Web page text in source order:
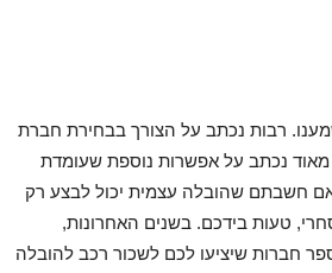
רבות נכתב על הצורך בבחירת חברת
נכתב על אפשרות נוספת שעומדת
חשבתם שהובלה עצמית יכול לבצע רק
טעות בידכם. בשנים האחרונות,
חברות שיציעו לכם לשכור רכב להובלה